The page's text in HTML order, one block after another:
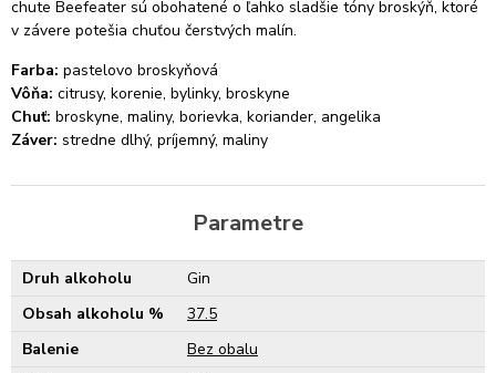
chute Beefeater sú obohatené o ľahko sladšie tóny broskýň, ktoré
v závere potešia chuťou čerstvých malín.
Farba: pastelovo broskyňová
Vôňa: citrusy, korenie, bylinky, broskyne
Chuť: broskyne, maliny, borievka, koriander, angelika
Záver: stredne dlhý, príjemný, maliny
Parametre
Druh alkoholu
Gin
Obsah alkoholu %
37.5
Balenie
Bez obalu